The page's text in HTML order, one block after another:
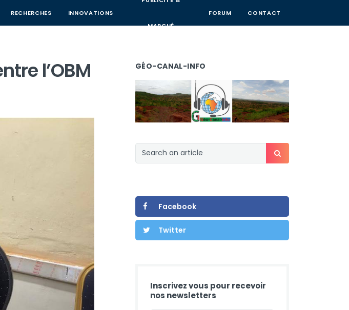
RECHERCHES INNOVATIONS
MARCHÉ
FORUM CONTACT
l’OBM
GÉO-CANAL-INFO
Facebook
Twitter
Inscrivez vous pour recevoir
nos newsletters